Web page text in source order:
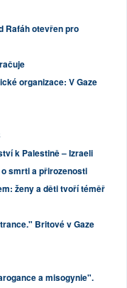
Rafáh otevřen pro
organizace: V Gaze
k Palestině – Izraeli
smrti a přirozenosti
ženy a děti tvoří téměř
Britové v Gaze
a misogynie".